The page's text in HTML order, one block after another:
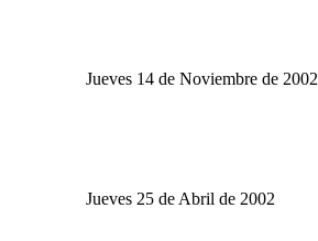
Jueves 14 de Noviembre de 2002
Jueves 25 de Abril de 2002